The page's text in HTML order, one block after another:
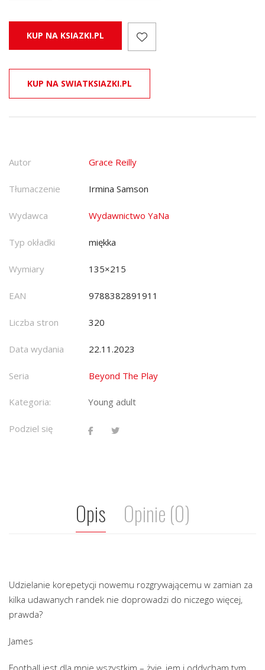
KUP NA KSIAZKI.PL
KUP NA SWIATKSIAZKI.PL
Autor Grace Reilly
Tłumaczenie Irmina Samson
Wydawca Wydawnictwo YaNa
Typ okładki miękka
Wymiary 135×215
EAN 9788382891911
Liczba stron 320
Data wydania 22.11.2023
Seria Beyond The Play
Kategoria: Young adult
Podziel się
Opis Opinie (0)
Udzielanie korepetycji nowemu rozgrywającemu w zamian za
kilka udawanych randek nie doprowadzi do niczego więcej,
prawda?
James
Football jest dla mnie wszystkim – żyję, jem i oddycham tym